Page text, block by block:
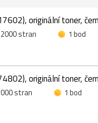
originální toner,
stran
1 bod
originální toner,
stran
1 bod